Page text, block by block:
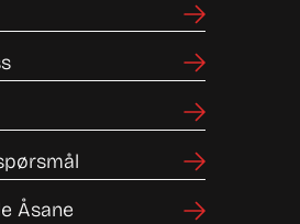
Åsane